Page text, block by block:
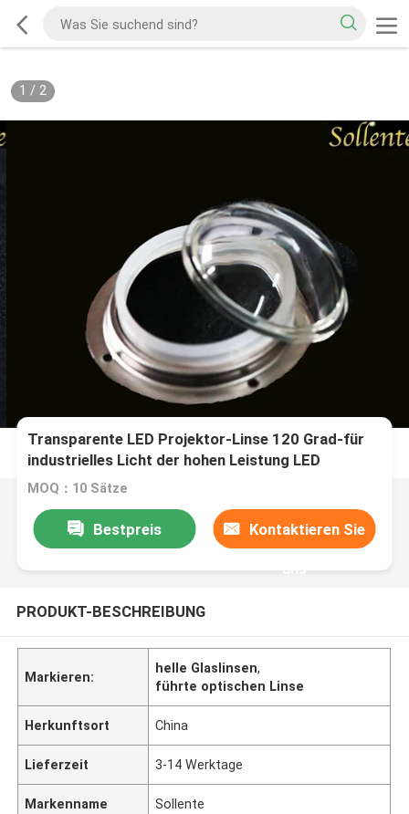
1 / 2
Transparente LED Projektor-Linse 120 Grad-für
industrielles Licht der hohen Leistung LED
MOQ：10 Sätze
Bestpreis Kontaktieren Sie
uns
PRODUKT-BESCHREIBUNG
Markieren:
helle Glaslinsen,
führte optischen Linse
Herkunftsort China
Lieferzeit 3-14 Werktage
Markenname Sollente